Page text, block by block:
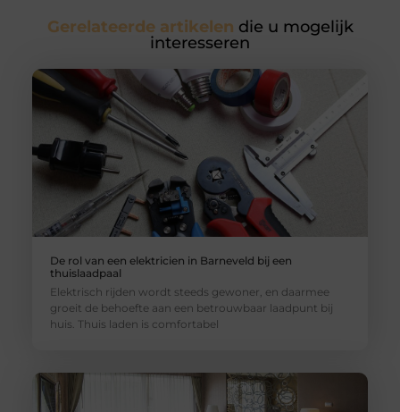
Gerelateerde artikelen die u mogelijk
interesseren
De rol van een elektricien in Barneveld bij een
thuislaadpaal
Elektrisch rijden wordt steeds gewoner, en daarmee
groeit de behoefte aan een betrouwbaar laadpunt bij
huis. Thuis laden is comfortabel